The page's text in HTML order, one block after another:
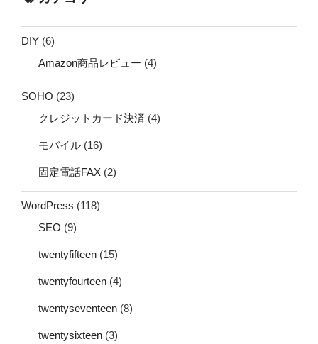
DIY (6)
Amazon商品レビュー (4)
SOHO (23)
クレジットカード決済 (4)
モバイル (16)
固定電話FAX (2)
WordPress (118)
SEO (9)
twentyfifteen (15)
twentyfourteen (4)
twentyseventeen (8)
twentysixteen (3)